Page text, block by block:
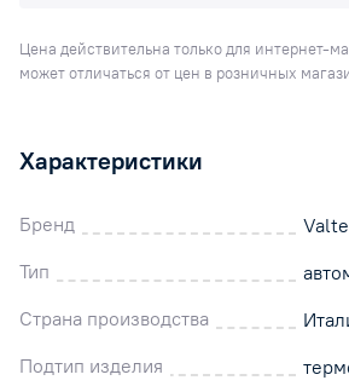
Цена действительна только для интернет-
может отличаться от цен в розничных
Характеристики
Бренд
Тип
Страна производства
Подтип изделия